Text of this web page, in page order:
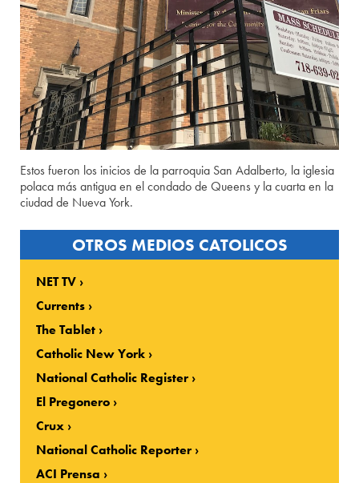
Estos fueron los inicios de la parroquia San Adalberto, la iglesia
polaca más antigua en el condado de Queens y la cuarta en la
ciudad de Nueva York.
OTROS MEDIOS CATOLICOS
NET TV
Currents
The Tablet
Catholic New York
National Catholic Register
El Pregonero
Crux
National Catholic Reporter
ACI Prensa